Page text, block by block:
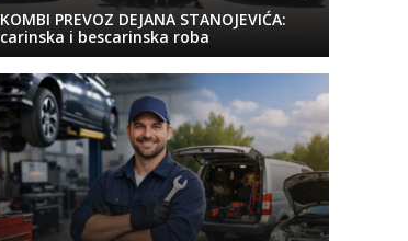
KOMBI PREVOZ DEJANA STANOJEVIĆA:
carinska i bescarinska roba